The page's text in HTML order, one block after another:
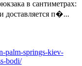
в сантиметрах:
доставляется п�...
palm-springs-kiev-
bodi/